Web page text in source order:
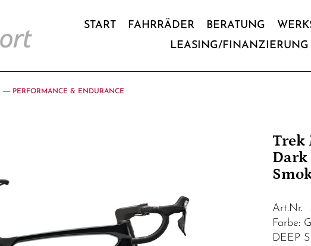
START FAHRRÄDER BERATUNG
LEASING/FINANZIERUNG
PERFORMANCE & ENDURANCE
Trek
Dark
Art.Nr.
Farbe:
DEEP